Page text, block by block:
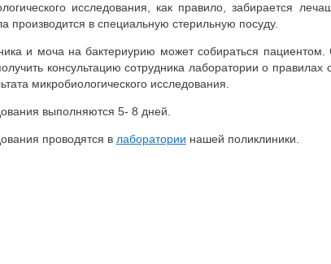
исследования, как правило, забирается
производится в специальную стерильную посуду.
и моча на бактериурию может собираться
консультацию сотрудника лаборатории о
микробиологического исследования.
выполняются 5- 8 дней.
проводятся в лаборатории нашей поликлиники.